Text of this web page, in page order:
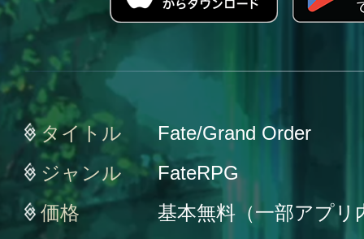
タイトル
Fate/Grand Order
ジャンル
FateRPG
価格
基本無料（一部アプリ